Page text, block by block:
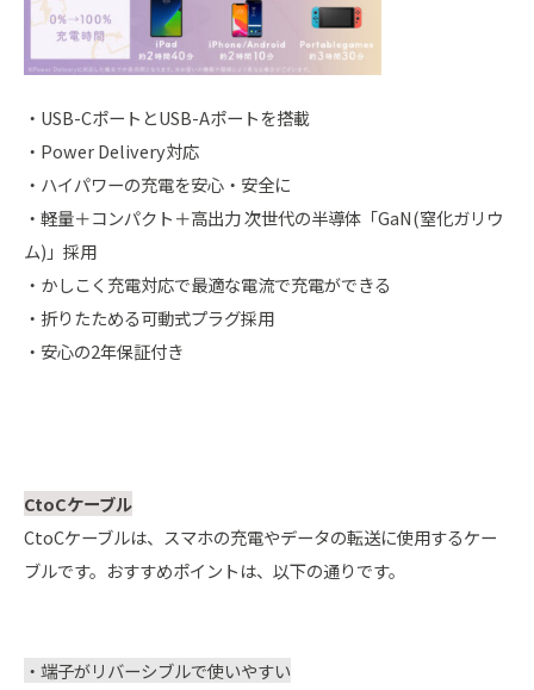
・USB-CポートとUSB-Aポートを搭載
・Power Delivery対応
・ハイパワーの充電を安心・安全に
・軽量＋コンパクト＋高出力 次世代の半導体「GaN(窒化ガリウ
ム)」採用
・かしこく充電対応で最適な電流で充電ができる
・折りたためる可動式プラグ採用
・安心の2年保証付き
CtoCケーブル
CtoCケーブルは、スマホの充電やデータの転送に使用するケー
ブルです。おすすめポイントは、以下の通りです。
・端子がリバーシブルで使いやすい